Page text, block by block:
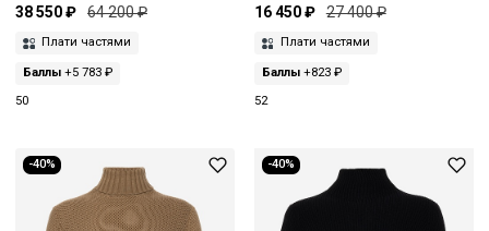
38 550 ₽ 64 200 ₽
Плати частями
Баллы +5 783 ₽
50
16 450 ₽ 27 400 ₽
Плати частями
Баллы+823 ₽
52
-40% -40%